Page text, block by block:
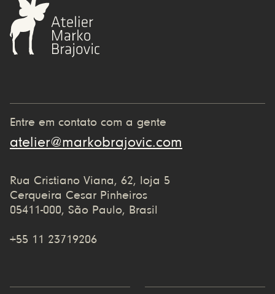
Entre em contato com a gente
atelier@markobrajovic.com
Rua Cristiano Viana, 62, loja 5
Cerqueira Cesar Pinheiros
05411-000, São Paulo, Brasil
+55 11 23719206